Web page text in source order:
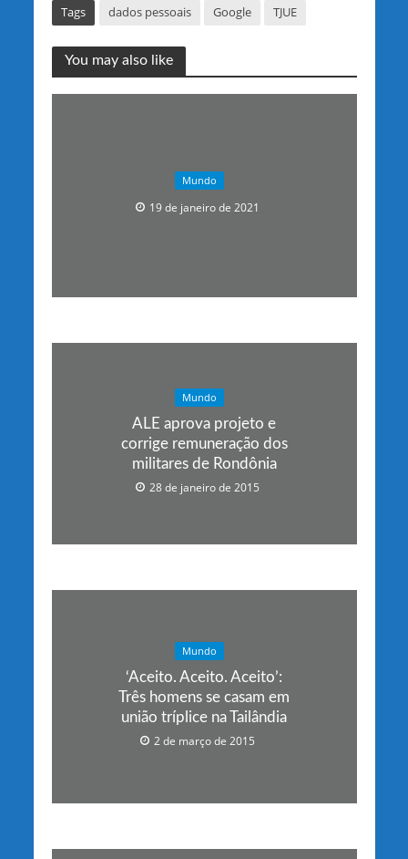
Tags dados pessoais Google TJUE
You may also like
Mundo
19 de janeiro de 2021
Mundo
ALE aprova projeto e
corrige remuneração dos
militares de Rondônia
28 de janeiro de 2015
Mundo
‘Aceito. Aceito. Aceito’:
Três homens se casam em
união tríplice na Tailândia
2 de março de 2015